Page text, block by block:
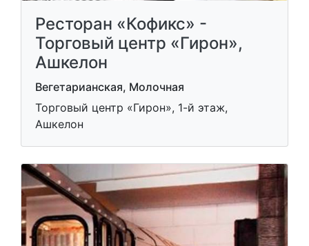
Ресторан «Кофикс» -
Торговый центр «Гирон»,
Ашкелон
Вегетарианская, Молочная
Торговый центр «Гирон», 1-й этаж,
Ашкелон